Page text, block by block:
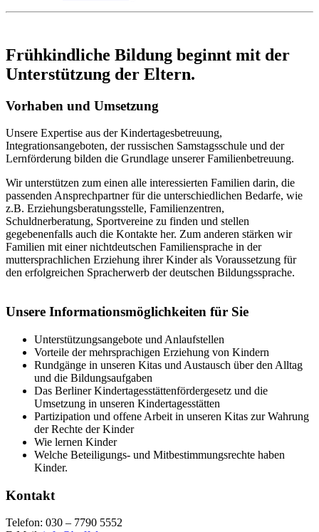
Frühkindliche Bildung beginnt mit der
Unterstützung der Eltern.
Vorhaben und Umsetzung
Unsere Expertise aus der Kindertagesbetreuung,
Integrationsangeboten, der russischen Samstagsschule und der
Lernförderung bilden die Grundlage unserer Familienbetreuung.
Wir unterstützen zum einen alle interessierten Familien darin, die
passenden Ansprechpartner für die unterschiedlichen Bedarfe, wie
z.B. Erziehungsberatungsstelle, Familienzentren,
Schuldnerberatung, Sportvereine zu finden und stellen
gegebenenfalls auch die Kontakte her. Zum anderen stärken wir
Familien mit einer nichtdeutschen Familiensprache in der
muttersprachlichen Erziehung ihrer Kinder als Voraussetzung für
den erfolgreichen Spracherwerb der deutschen Bildungssprache.
Unsere Informationsmöglichkeiten für Sie
Unterstützungsangebote und Anlaufstellen
Vorteile der mehrsprachigen Erziehung von Kindern
Rundgänge in unseren Kitas und Austausch über den Alltag
und die Bildungsaufgaben
Das Berliner Kindertagesstättenfördergesetz und die
Umsetzung in unseren Kindertagesstätten
Partizipation und offene Arbeit in unseren Kitas zur Wahrung
der Rechte der Kinder
Wie lernen Kinder
Welche Beteiligungs- und Mitbestimmungsrechte haben
Kinder.
Kontakt
Telefon: 030 – 7790 5552